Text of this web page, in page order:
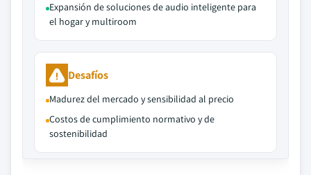
Expansión de soluciones de audio inteligente para
el hogar y multiroom
Desafíos
Madurez del mercado y sensibilidad al precio
Costos de cumplimiento normativo y de
sostenibilidad